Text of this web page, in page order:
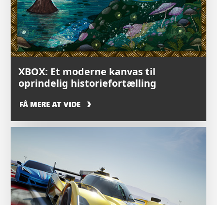
XBOX: Et moderne kanvas til
oprindelig historiefortælling
FÅ MERE AT VIDE